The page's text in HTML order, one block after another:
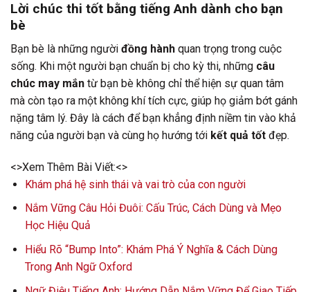
Lời chúc thi tốt bằng tiếng Anh dành cho bạn
bè
Bạn bè là những người đồng hành quan trọng trong cuộc
sống. Khi một người bạn chuẩn bị cho kỳ thi, những câu
chúc may mắn từ bạn bè không chỉ thể hiện sự quan tâm
mà còn tạo ra một không khí tích cực, giúp họ giảm bớt gánh
nặng tâm lý. Đây là cách để bạn khẳng định niềm tin vào khả
năng của người bạn và cùng họ hướng tới kết quả tốt đẹp.
<>Xem Thêm Bài Viết:<>
Khám phá hệ sinh thái và vai trò của con người
Nắm Vững Câu Hỏi Đuôi: Cấu Trúc, Cách Dùng và Mẹo
Học Hiệu Quả
Hiểu Rõ “Bump Into”: Khám Phá Ý Nghĩa & Cách Dùng
Trong Anh Ngữ Oxford